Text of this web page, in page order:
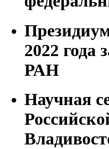
2022 года
РАН
Научная